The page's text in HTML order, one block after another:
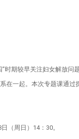
”时期较早关注妇女解放
在一起。本次专题课通
（周日）14：30。